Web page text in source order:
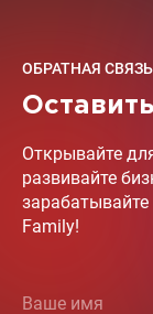
ОБРАТНАЯ СВЯЗЬ
Открывайте
развивайте
зарабатывайте
Family!